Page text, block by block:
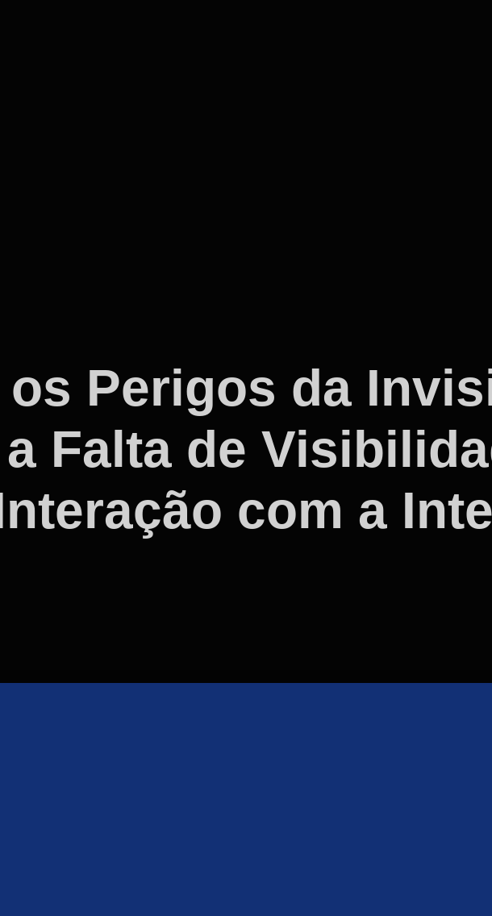
Perigos da
Falta de
com a